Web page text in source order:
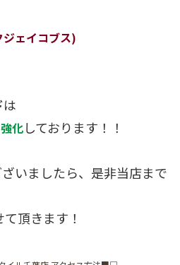
ジェイコブス)
は
化しております！！
いましたら、是非当店まで
頂きます！